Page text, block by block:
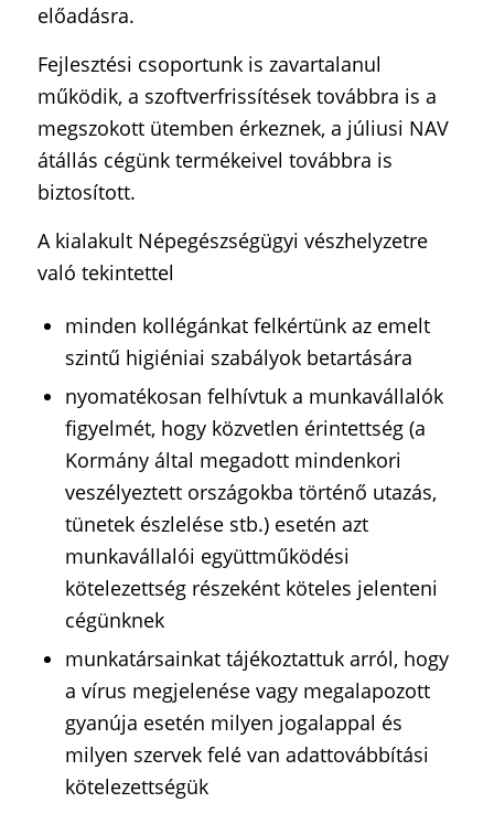
előadásra.
Fejlesztési csoportunk is zavartalanul
működik, a szoftverfrissítések továbbra is a
megszokott ütemben érkeznek, a júliusi NAV
átállás cégünk termékeivel továbbra is
biztosított.
A kialakult Népegészségügyi vészhelyzetre
való tekintettel
minden kollégánkat felkértünk az emelt
szintű higiéniai szabályok betartására
nyomatékosan felhívtuk a munkavállalók
figyelmét, hogy közvetlen érintettség (a
Kormány által megadott mindenkori
veszélyeztett országokba történő utazás,
tünetek észlelése stb.) esetén azt
munkavállalói együttműködési
kötelezettség részeként köteles jelenteni
cégünknek
munkatársainkat tájékoztattuk arról, hogy
a vírus megjelenése vagy megalapozott
gyanúja esetén milyen jogalappal és
milyen szervek felé van adattovábbítási
kötelezettségük